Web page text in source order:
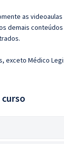
as
demais
exceto Médico